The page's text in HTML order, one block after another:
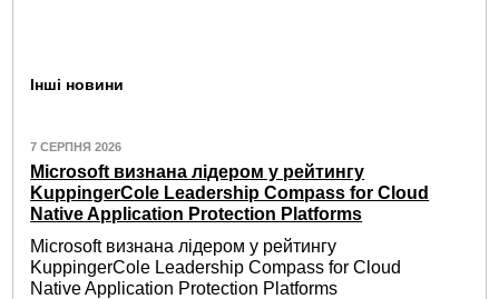
Інші новини
7 СЕРПНЯ 2026
Microsoft визнана лідером у рейтингу
KuppingerCole Leadership Compass for Cloud
Native Application Protection Platforms
Microsoft визнана лідером у рейтингу
KuppingerCole Leadership Compass for Cloud
Native Application Protection Platforms